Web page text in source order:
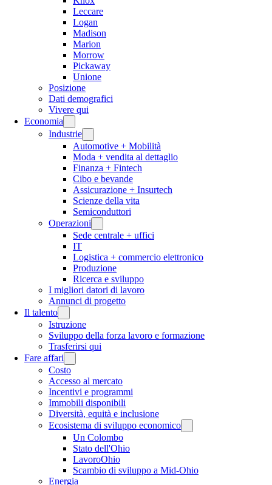
Leccare
Logan
Madison
Marion
Morrow
Pickaway
Unione
Posizione
Dati demografici
Vivere qui
Economia
Industrie
Automotive + Mobilità
Moda + vendita al dettaglio
Finanza + Fintech
Cibo e bevande
Assicurazione + Insurtech
Scienze della vita
Semiconduttori
Operazioni
Sede centrale + uffici
IT
Logistica + commercio elettronico
Produzione
Ricerca e sviluppo
I migliori datori di lavoro
Annunci di progetto
Il talento
Istruzione
Sviluppo della forza lavoro e formazione
Trasferirsi qui
Fare affari
Costo
Accesso al mercato
Incentivi e programmi
Immobili disponibili
Diversità, equità e inclusione
Ecosistema di sviluppo economico
Un Colombo
Stato dell'Ohio
LavoroOhio
Scambio di sviluppo a Mid-Ohio
Energia